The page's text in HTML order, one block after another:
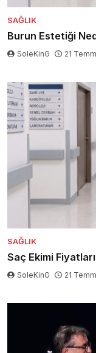
SAĞLIK
Burun Estetiği
SoleKinG 21
SAĞLIK
Saç Ekimi
SoleKinG 21